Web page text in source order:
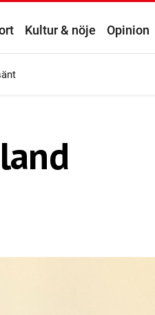
Kultur & nöje Opinion